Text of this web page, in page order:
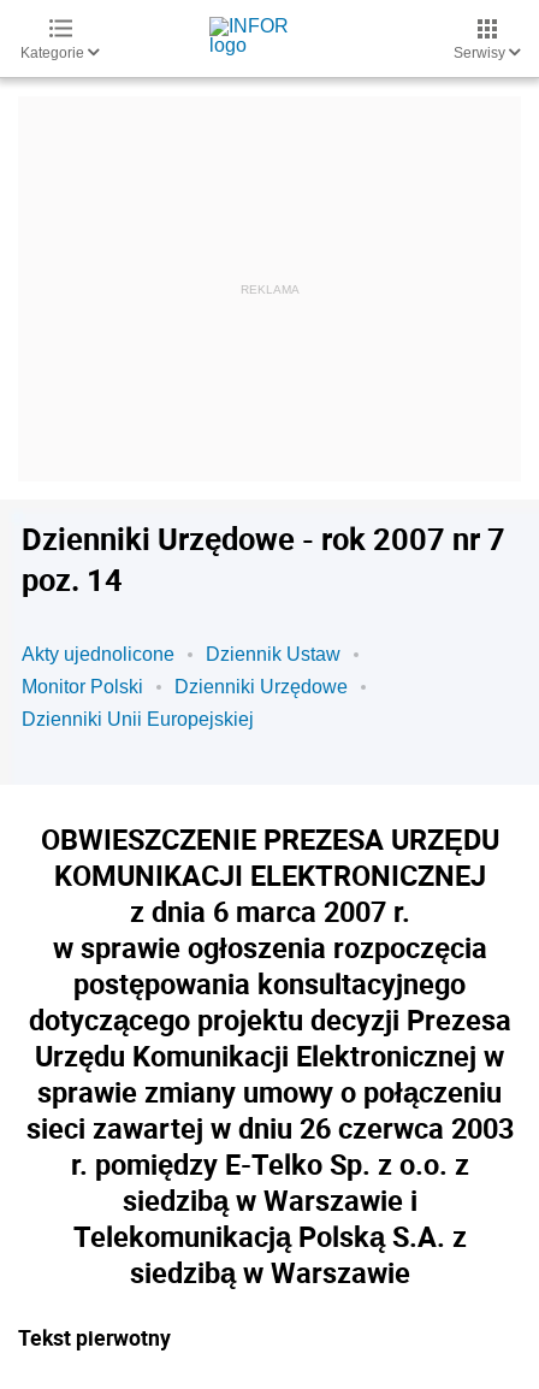
Kategorie Serwisy
Dzienniki Urzędowe - rok 2007 nr 7
poz. 14
Akty ujednolicone
Dziennik Ustaw
Monitor Polski
Dzienniki Urzędowe
Dzienniki Unii Europejskiej
OBWIESZCZENIE PREZESA URZĘDU
KOMUNIKACJI ELEKTRONICZNEJ
z dnia 6 marca 2007 r.
w sprawie ogłoszenia rozpoczęcia
postępowania konsultacyjnego
dotyczącego projektu decyzji Prezesa
Urzędu Komunikacji Elektronicznej w
sprawie zmiany umowy o połączeniu
sieci zawartej w dniu 26 czerwca 2003
r. pomiędzy E-Telko Sp. z o.o. z
siedzibą w Warszawie i
Telekomunikacją Polską S.A. z
siedzibą w Warszawie
Tekst pierwotny